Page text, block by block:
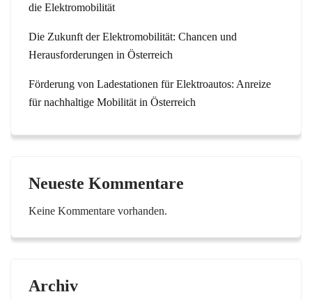
die Elektromobilität
Die Zukunft der Elektromobilität: Chancen und
Herausforderungen in Österreich
Förderung von Ladestationen für Elektroautos: Anreize
für nachhaltige Mobilität in Österreich
Neueste Kommentare
Keine Kommentare vorhanden.
Archiv